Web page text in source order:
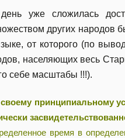
уже сложилась
других народов
от которого (по
населяющих весь
себе масштабы !!!).
принципиальному
время в